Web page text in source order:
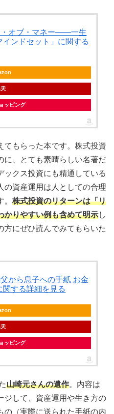
・オブ・マネー――一生
ンドセット」に関する
ッピング
てもらった本です。株式投資
に、とても素晴らしい名著だ
ックス投資にも精通している
の資産運用は人としての合理
株式投資のリターンは「リ
かりやすい例も含めて明示し
方にぜひ読んでみてもらいた
から息子への手紙 お金
関する詳細を見る
ッピング
山崎元さんの遺作。内容は
ジして、資産運用や生き方の
の（実際に送られた手紙の内